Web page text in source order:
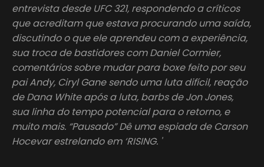
entrevista desde UFC 321, respondendo a críticos
que acreditam que estava procurando uma saída,
discutindo o que ele aprendeu com a experiência,
sua troca de bastidores com Daniel Cormier,
comentários sobre mudar para boxe feito por seu
pai Andy, Ciryl Gane sendo uma luta difícil, reação
de Dana White após a luta, barbs de Jon Jones,
sua linha do tempo potencial para o retorno, e
muito mais. “Pausado” Dê uma espiada de Carson
Hocevar estrelando em ‘RISING. '